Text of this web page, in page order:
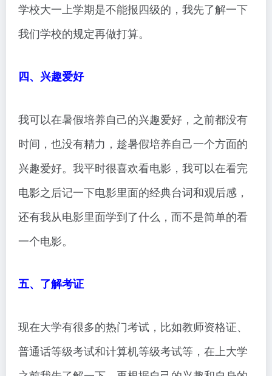
学校大一上学期是不能报四级的，我先了解一下
我们学校的规定再做打算。
四、兴趣爱好
我可以在暑假培养自己的兴趣爱好，之前都没有
时间，也没有精力，趁暑假培养自己一个方面的
兴趣爱好。我平时很喜欢看电影，我可以在看完
电影之后记一下电影里面的经典台词和观后感，
还有我从电影里面学到了什么，而不是简单的看
一个电影。
五、了解考证
现在大学有很多的热门考试，比如教师资格证、
普通话等级考试和计算机等级考试等，在上大学